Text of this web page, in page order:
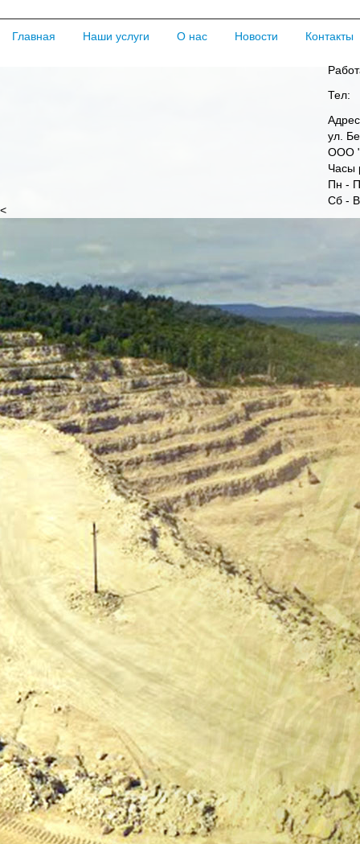
Главная Наши услуги О нас Новости Контакты
<
Тел:
ул.
ООО
Часы
Пн -
Сб -